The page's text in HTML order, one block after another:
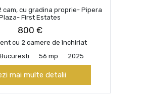
cam, cu gradina proprie- Pipera
First Estates
800 €
cu 2 camere de închiriat
56 mp 2025
mai multe detalii